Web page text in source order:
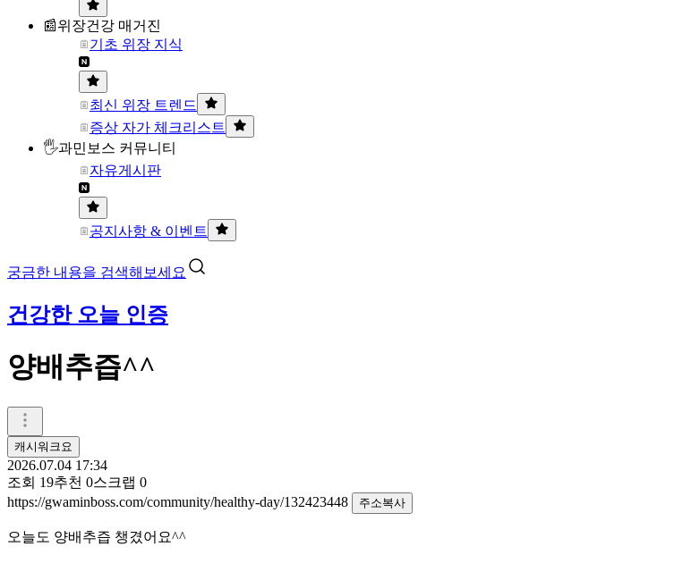
📰위장건강 매거진
기초 위장 지식
최신 위장 트렌드
증상 자가 체크리스트
🖐과민보스 커뮤니티
자유게시판
공지사항 & 이벤트
궁금한 내용을 검색해보세요
건강한 오늘 인증
양배추즙^^
캐시워크요
2026.07.04 17:34
조회 19추천 0스크랩 0
https://gwaminboss.com/community/healthy-day/132423448
주소복사
오늘도 양배추즙 챙겼어요^^